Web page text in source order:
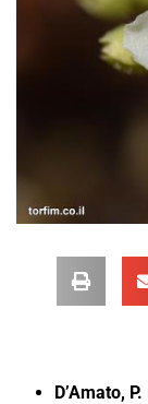
D’Amato, P.